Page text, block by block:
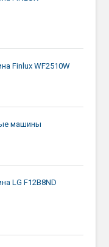
Finlux WF2510W
машины
LG F12B8ND